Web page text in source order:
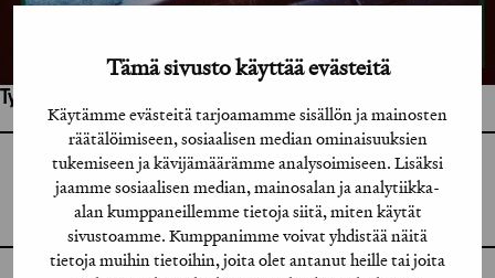
Tämä sivusto käyttää evästeitä
Käytämme evästeitä tarjoamamme sisällön ja mainosten
räätälöimiseen, sosiaalisen median ominaisuuksien
tukemiseen ja kävijämäärämme analysoimiseen. Lisäksi
jaamme sosiaalisen median, mainosalan ja analytiikka-
alan kumppaneillemme tietoja siitä, miten käytät
sivustoamme. Kumppanimme voivat yhdistää näitä
tietoja muihin tietoihin, joita olet antanut heille tai joita
Työhön osallistuneet henkilöt / tahot:
GRAFIA RY
GRAFIA(AT)GRAFIA.FI
UUDENMAANKATU 11 B 9,
00120 HELSINKI